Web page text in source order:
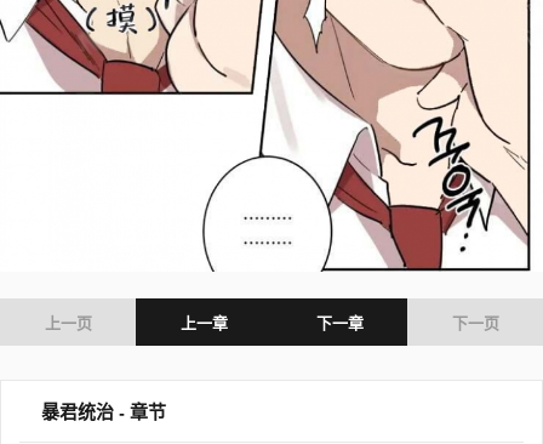
上一页 上一章 下一章 下一页
暴君统治 - 章节